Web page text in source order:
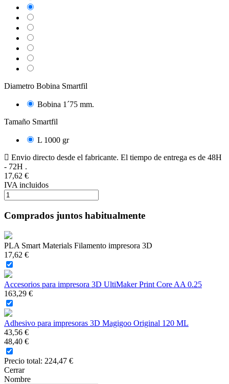
Diametro Bobina Smartfil
Bobina 1´75 mm.
Tamaño Smartfil
L 1000 gr
Envio directo desde el fabricante. El tiempo de entrega es de 48H
- 72H .
17,62 €
IVA incluidos
Comprados juntos habitualmente
PLA Smart Materials Filamento impresora 3D
17,62 €
Accesorios para impresora 3D UltiMaker Print Core AA 0.25
163,29 €
Adhesivo para impresoras 3D Magigoo Original 120 ML
43,56 €
48,40 €
Precio total: 224,47 €
Cerrar
Nombre